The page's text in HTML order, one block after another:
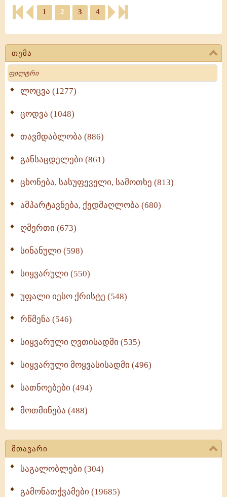
თემა
Search
ლოცვა (1277)
ცოდვა (1048)
თავმდაბლობა (886)
განსაცდელები (861)
ცხონება, სასუფეველი, სამოთხე (813)
ამპარტავნება, ქედმაღლობა (680)
ღმერთი (673)
სინანული (598)
სიყვარული (550)
უფალი იესო ქრისტე (548)
რწმენა (546)
სიყვარული ღვთისადმი (535)
სიყვარული მოყვასისადმი (496)
სათნოებები (494)
მოთმინება (488)
მთავარი
საგალობლები (304)
გამონათქვამები (19685)
1 2 3 4